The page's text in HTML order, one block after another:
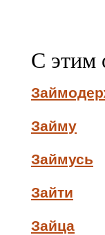
С этим
Займу
Займусь
Зайти
Зайца